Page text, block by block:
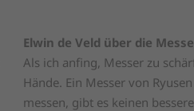
Elwin de Veld über die
Als ich anfing, Messer zu
Hände. Ein Messer von
messen, gibt es keinen